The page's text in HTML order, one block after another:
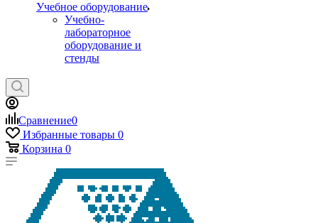
Учебное оборудование
Учебно-
лабораторное
оборудование и
стенды
Сравнение0
Избранные товары 0
Корзина 0